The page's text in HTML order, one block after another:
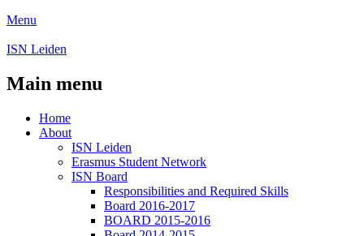
Menu
ISN Leiden
Main menu
Home
About
ISN Leiden
Erasmus Student Network
ISN Board
Responsibilities and Required Skills
Board 2016-2017
BOARD 2015-2016